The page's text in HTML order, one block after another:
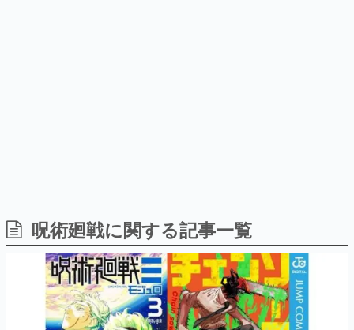
ゲーム開発者・hamatsu氏がゲームの魅力を画面や操作の
具体的な形から解き明かしていく、硬派で骨太な評論連載
です。
ゲームが変えた日本語
「経験値」「裏技」「ラスボス」… ゲームにまつわる言葉
の起源や用法の変遷を、コンピューター文化史研究家・タ
イニーP氏が徹底調査。
呪術廻戦に関する記事一覧